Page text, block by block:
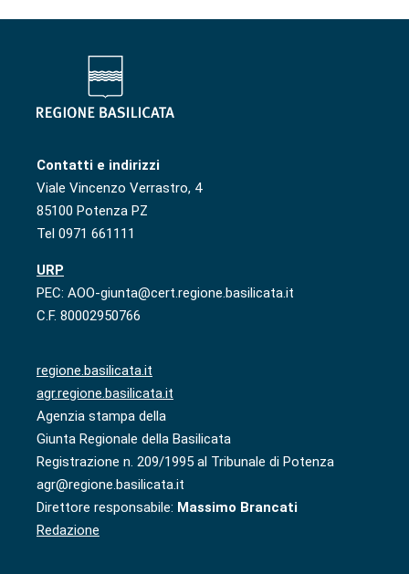
Contatti e indirizzi
Viale Vincenzo Verrastro, 4
85100 Potenza PZ
Tel 0971 661111
URP
PEC: AOO-giunta@cert.regione.basilicata.it
C.F. 80002950766
regione.basilicata.it
agr.regione.basilicata.it
Agenzia stampa della
Giunta Regionale della Basilicata
Registrazione n. 209/1995 al Tribunale di Potenza
agr@regione.basilicata.it
Direttore responsabile: Massimo Brancati
Redazione